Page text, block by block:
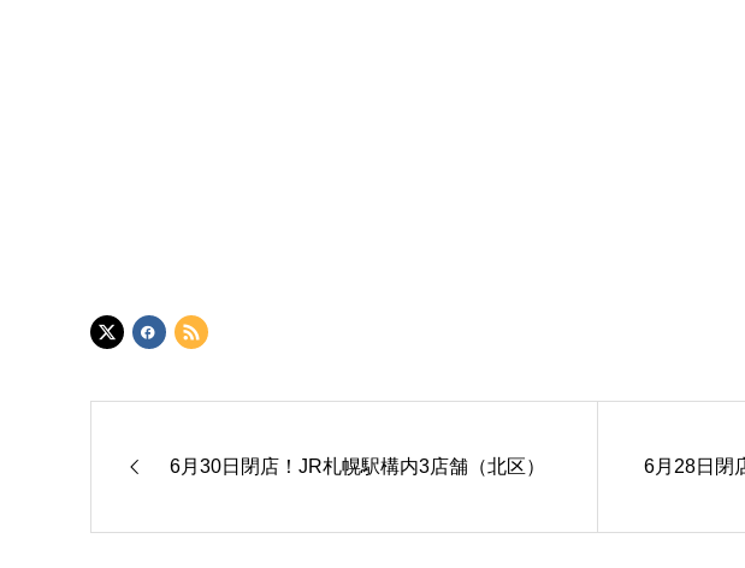
6月30日閉店！JR札幌駅構内3店舗（北区） 6月28日閉